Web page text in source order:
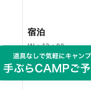
宿泊
IN：13：00～
OUT：～翌11：00